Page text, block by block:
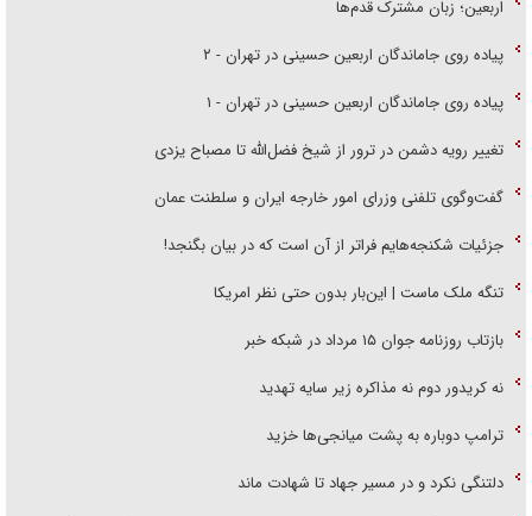
اربعین؛ زبان مشترک قدم‌ها
پیاده روی جاماندگان اربعین حسینی در تهران - ۲
پیاده روی جاماندگان اربعین حسینی در تهران - ۱
تغییر رویه دشمن در ترور از شیخ فضل‌الله تا مصباح یزدی
گفت‌وگوی تلفنی وزرای امور خارجه ایران و سلطنت عمان
جزئیات شکنجه‌هایم فراتر از آن است که در بیان بگنجد!
تنگه ملک ماست | این‌بار بدون حتی نظر امریکا
بازتاب روزنامه جوان ۱۵ مرداد در شبکه خبر
نه کریدور دوم نه مذاکره زیر سایه تهدید
ترامپ دوباره به پشت میانجی‌ها خزید
دلتنگی نکرد و در مسیر جهاد تا شهادت ماند